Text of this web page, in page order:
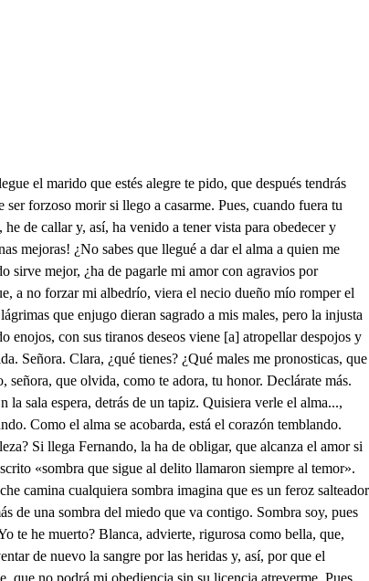
no lo sepa mi temor por suspender el dolor mientras no te lo pregunto. Con tal priesa se abalanza el tiempo y de suerte junta con mi muerte esta mudanza que en mi boda y tu pregunta aun no cabe la esperanza. A mi injusto padre espero y al dueño tirano y fiero de un alma que ha sido tuya seré en un instante suya. Y yo moriré primero. Posible es que esté cerrada la puerta del esperar. Tu esperanza es mal fundada porque quien te la ha de dar está ya desesperada. Pues yo, que miro mejor el riesgo de nuestro amor que ya vencida pelea, buscaré el medio que sea más conveniente a tu honor. ¿Dilatará el casamiento un inconveniente honrado? Por imposible lo siento porque amor nunca se ha hallado con maduro entendimiento. Haber prudencia en amor es el opuesto mayor que en las experiencias toco: espada en manos de un loco y herencia en un jugador, mas, Fernando, si los cielos... Ya entiendo tu voluntad. Haré, sin darte desvelos, del amor urbanidad y discreción de los celos. Yo trazaré de manera que se dilate siquiera hasta que el tiempo nos guíe. Pues tu fe no desconfíe. ¿Qué podré esperar? Espera. ¿Espera? También podrás confirmar con tiernos lazos la esperanza que me das. Advierte que son mis brazos para mi esposo no más y es bien que entiendas primero, si darte esperanza quiero, para premiar tu afición que de ella a la posesión cabe el marido que espero. Mujer que noble ha nacido tanto honor ha de guardar que el más injusto marido aborrecido ha de estar y no ha de estar ofendido. No esperado es tu rigor si me confiesa tu honor por dueño de tus amores. ¿Cómo me niegas favores, hijos que engendra el amor? Suele el reo confesar el delito que le infama al que le ha de condenar en secreto, mas, si llama testigos vuelve a negar. A solas te he confesado la culpa de haberte amado, que en la mujer principal el dar de su amor señal es delito declarado. Favores son enemigos con que mi opinión infamas con la máscara de amigos y, así, niego cuando llamas favores para testigos. En tus discursos, tan llenos de honor, si de susto ajenos, tan grande placer me das que a favorecerme más quizá te estimara menos. Ardides de amor, llegad y urgente ocasión buscad que estorbe este casamiento, gobernad mi entendimiento y prended la voluntad, que, si dejáis atrevidas las potencias, mil trofeos han de alcanzar homicidas; irán armados deseos y yo iré abrasando vidas. Necia es tu solicitud. Respóndeme a todas juntas, no se me vaya en preguntas la flor de mi juventud. ¿Con qué intención has traído entre confusos temores pensamientos acreedores para el caudal de marido? El que se llega a casar, si bien su tormento aliña, se ha de cerrar de campiña como el que se echa a nadar. Déjame entender la historia. Señor, ¿tú eres el marqués? ¿Vienes de la corte? ¿Y es de doña